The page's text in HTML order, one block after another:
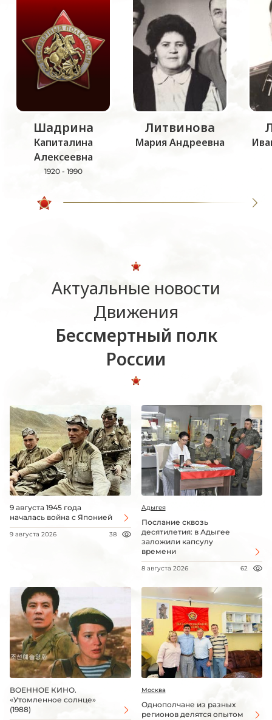
Шадрина
Капиталина
Алексеевна
1920 - 1990
Литвинова
Мария Андреевна
Актуальные новости
Движения
Бессмертный полк
России
9 августа 1945 года
началась война с Японией
9 августа 2026 38
Адыгея
Послание сквозь
десятилетия: в Адыгее
заложили капсулу
времени
8 августа 2026 62
ВОЕННОЕ КИНО.
«Утомленное солнце»
(1988)
Москва
Однополчане из разных
регионов делятся опытом